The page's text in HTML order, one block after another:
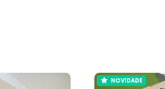
NOVIDADE